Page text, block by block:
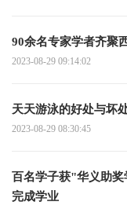
90余名专家学者齐聚
2023-08-29 09:14:02
天天游泳的好处与坏
2023-08-29 08:30:45
百名学子获"华义助
完成学业